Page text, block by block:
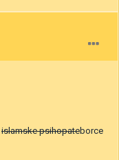
islamske psihopateborce